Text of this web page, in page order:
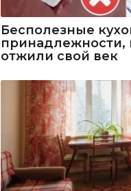
Бесполезные
принадлежности,
отжили свой век